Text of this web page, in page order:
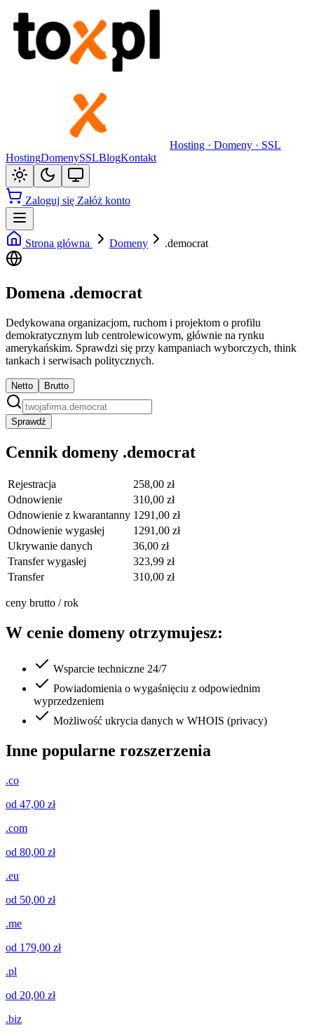
Hosting · Domeny · SSL
HostingDomenySSLBlogKontakt
Zaloguj się Załóż konto
Strona główna Domeny .democrat
Domena .democrat
Dedykowana organizacjom, ruchom i projektom o profilu
demokratycznym lub centrolewicowym, głównie na rynku
amerykańskim. Sprawdzi się przy kampaniach wyborczych, think
tankach i serwisach politycznych.
Netto Brutto
Sprawdź
Cennik domeny .democrat
Rejestracja
258,00 zł
Odnowienie
310,00 zł
Odnowienie z kwarantanny 1291,00 zł
Odnowienie wygasłej
1291,00 zł
Ukrywanie danych
36,00 zł
Transfer wygasłej
323,99 zł
Transfer
310,00 zł
ceny brutto / rok
W cenie domeny otrzymujesz:
Wsparcie techniczne 24/7
Powiadomienia o wygaśnięciu z odpowiednim
wyprzedzeniem
Możliwość ukrycia danych w WHOIS (privacy)
Inne popularne rozszerzenia
.co
od 47,00 zł
.com
od 80,00 zł
.eu
od 50,00 zł
.me
od 179,00 zł
.pl
od 20,00 zł
.biz